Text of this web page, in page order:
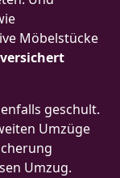
Möbelstücke
geschult.
Umzüge
Umzug.